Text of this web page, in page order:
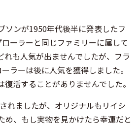
ソンが1950年代後半に発表したフ
ーラーと同じファミリーに属して
れも人気が出ませんでしたが、フラ
ラーは後に人気を獲得しました。
復活することがありませんでした。
れましたが、オリジナルもリイシ
め、もし実物を見かけたら幸運だと